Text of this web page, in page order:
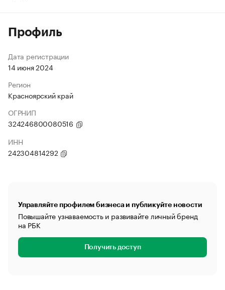
Профиль
Дата регистрации
14 июня 2024
Регион
Красноярский край
ОГРНИП
324246800080516
ИНН
242304814292
Управляйте профилем бизнеса и публикуйте новости
Повышайте узнаваемость и развивайте личный бренд
на РБК
Получить доступ